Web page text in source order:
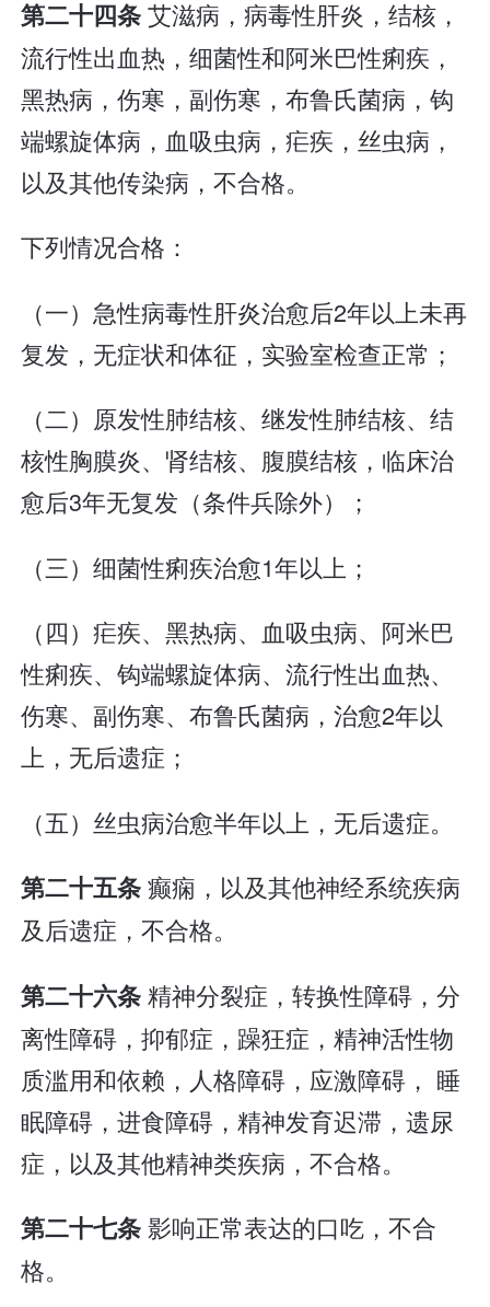
第二十四条艾滋病，病毒性肝炎，结核，
流行性出血热，细菌性和阿米巴性痢疾，
黑热病，伤寒，副伤寒，布鲁氏菌病，钩
端螺旋体病，血吸虫病，疟疾，丝虫病，
以及其他传染病，不合格。
下列情况合格：
（一）急性病毒性肝炎治愈后2年以上未再
复发，无症状和体征，实验室检查正常；
（二）原发性肺结核、继发性肺结核、结
核性胸膜炎、肾结核、腹膜结核，临床治
愈后3年无复发（条件兵除外）；
（三）细菌性痢疾治愈1年以上；
（四）疟疾、黑热病、血吸虫病、阿米巴
性痢疾、钩端螺旋体病、流行性出血热、
伤寒、副伤寒、布鲁氏菌病，治愈2年以
上，无后遗症；
（五）丝虫病治愈半年以上，无后遗症。
第二十五条癫痫，以及其他神经系统疾病
及后遗症，不合格。
第二十六条精神分裂症，转换性障碍，分
离性障碍，抑郁症，躁狂症，精神活性物
质滥用和依赖，人格障碍，应激障碍， 睡
眠障碍，进食障碍，精神发育迟滞，遗尿
症，以及其他精神类疾病，不合格。
第二十七条影响正常表达的口吃，不合
格。